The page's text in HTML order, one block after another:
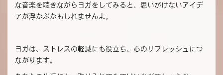
な音楽を聴きながらヨガをしてみると、思いがけないアイデ
アが浮かぶかもしれませんよ。
ヨガは、ストレスの軽減にも役立ち、心のリフレッシュにつ
ながります。